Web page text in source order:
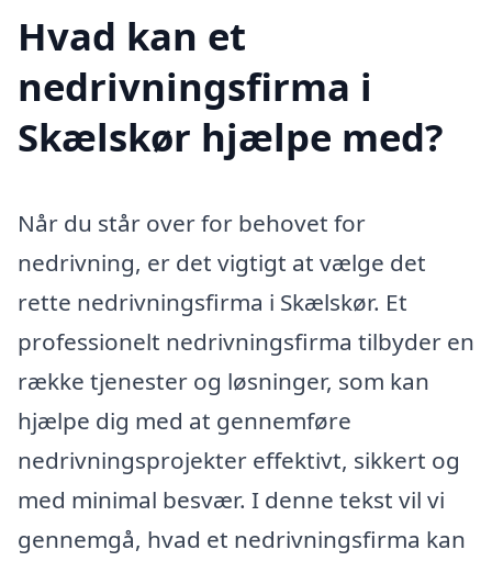
Hvad kan et
nedrivningsfirma i
Skælskør hjælpe med?
Når du står over for behovet for
nedrivning, er det vigtigt at vælge det
rette nedrivningsfirma i Skælskør. Et
professionelt nedrivningsfirma tilbyder en
række tjenester og løsninger, som kan
hjælpe dig med at gennemføre
nedrivningsprojekter effektivt, sikkert og
med minimal besvær. I denne tekst vil vi
gennemgå, hvad et nedrivningsfirma kan